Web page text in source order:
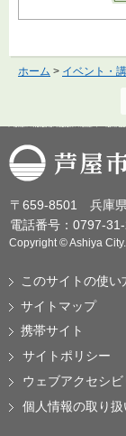
ホーム > イベント・
芦屋市役所
〒659-8501 兵庫
電話番号：0797-31-
Copyright © Ashiya
このサイトの使い
サイトマップ
携帯サイト
サイトポリシー
ウェブアクセシ
個人情報の取り扱